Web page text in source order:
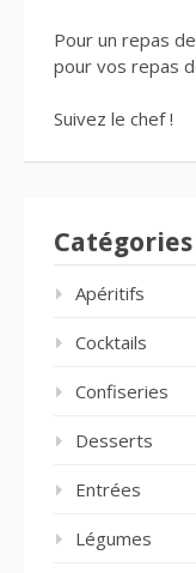
Pour un repas
pour vos repas
Suivez le chef !
Catégories
Apéritifs
Cocktails
Confiseries
Desserts
Entrées
Légumes